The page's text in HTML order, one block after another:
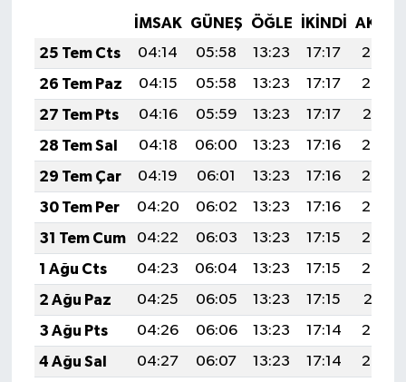
İMSAK GÜNEŞ ÖĞLE İKINDI
25 Tem Cts
04:14 05:58 13:23 17:17
20:39
26 Tem Paz
04:15 05:58 13:23 17:17
20:38
27 Tem Pts
04:16 05:59 13:23 17:17
20:37
28 Tem Sal
04:18 06:00 13:23 17:16
20:36
29 Tem Çar
04:19 06:01 13:23 17:16
20:35
30 Tem Per
04:20 06:02 13:23 17:16
20:34
31 Tem Cum
04:22 06:03 13:23 17:15
20:33
1 Ağu Cts
04:23 06:04 13:23 17:15
20:32
2 Ağu Paz
04:25 06:05 13:23 17:15
20:31
3 Ağu Pts
04:26 06:06 13:23 17:14
20:30
4 Ağu Sal
04:27 06:07 13:23 17:14
20:29